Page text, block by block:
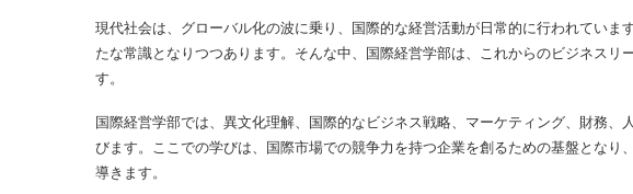
現代社会は、グローバル化の波に乗り、国際的な経営活動が日常的に行われてい
たな常識となりつつあります。そんな中、国際経営学部は、これからのビジネス
す。
国際経営学部では、異文化理解、国際的なビジネス戦略、マーケティング、財務
びます。ここでの学びは、国際市場での競争力を持つ企業を創るための基盤となり
導きます。